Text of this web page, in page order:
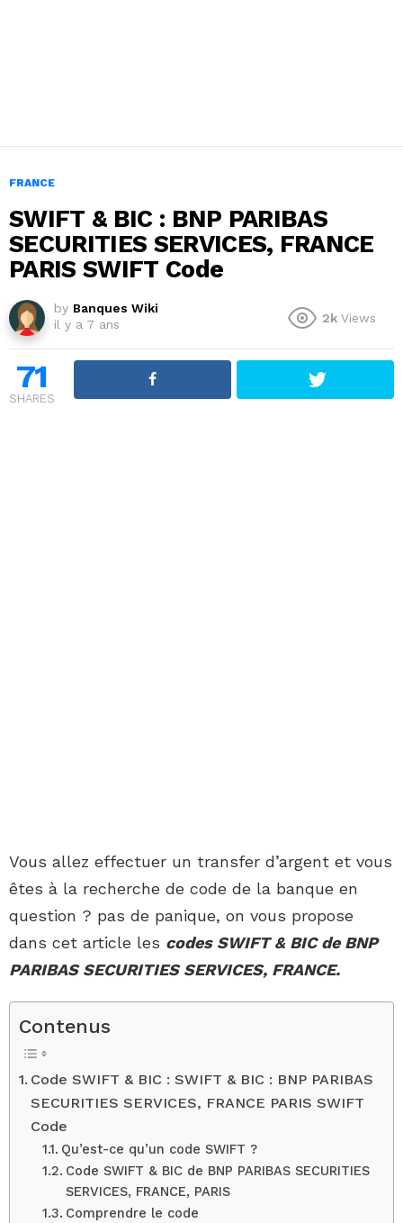
FRANCE
SWIFT & BIC : BNP PARIBAS
SECURITIES SERVICES, FRANCE
PARIS SWIFT Code
by Banques Wiki
il y a 7 ans
2k Views
71
SHARES
Vous allez effectuer un transfer d’argent et vous
êtes à la recherche de code de la banque en
question ? pas de panique, on vous propose
dans cet article les codes SWIFT & BIC de BNP
PARIBAS SECURITIES SERVICES, FRANCE.
Contenus
Code SWIFT & BIC : SWIFT & BIC : BNP PARIBAS
SECURITIES SERVICES, FRANCE PARIS SWIFT
Code
Qu’est-ce qu’un code SWIFT ?
Code SWIFT & BIC de BNP PARIBAS SECURITIES
SERVICES, FRANCE, PARIS
Comprendre le code